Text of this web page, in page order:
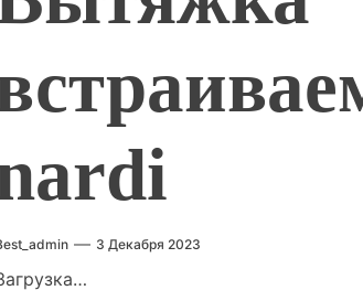
3 Декабря 2023